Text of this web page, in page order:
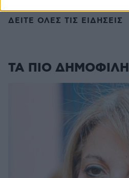
ΔΕΙΤΕ ΟΛΕΣ ΤΙΣ ΕΙΔΗΣΕΙΣ
ΤΑ ΠΙΟ ΔΗΜΟΦΙΛΗ